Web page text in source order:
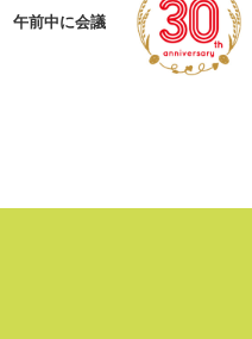
午前中に会議